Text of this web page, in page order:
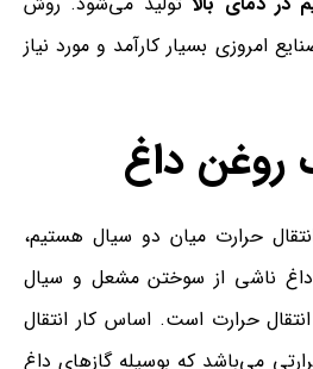
امروزی بسیار کارآمد و مورد نیاز
داغ
حرارت میان دو سیال هستیم،
داغ ناشی از سوختن مشعل و سیال
حرارت است. اساس کار انتقال
می‌باشد که بوسیله گازهای داغ